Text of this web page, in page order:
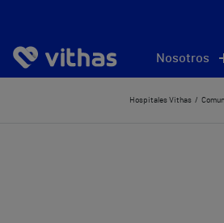
Nosotros
Hospitales Vithas